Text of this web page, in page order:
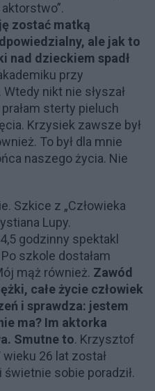
zostać matką
ale jak to
nad dzieckiem spadł
przy
nikt nie słyszał
sterty pieluch
Krzysiek zawsze był
To był dla mnie
naszego życia. Nie
Szkice z „Człowieka
Lupy.
godzinny spektakl
szkole dostałam
mąż również. Zawód
całe życie człowiek
i sprawdza: jestem
ma? Im aktorka
Smutne to. Krzysztof
wieku 26 lat został
sobie poradził.